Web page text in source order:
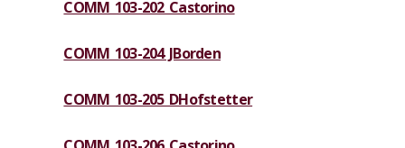
COMM 103-202 Castorino
COMM 103-204 JBorden
COMM 103-205 DHofstetter